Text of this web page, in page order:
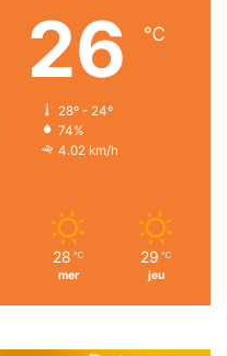
26 ℃
28º - 24º
74%
4.02 km/h
28 ℃
mer
29 ℃
jeu